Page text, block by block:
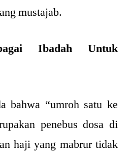
mustajab.
Ibadah Untuk
bahwa “umroh satu ke
penebus dosa di
haji yang mabrur tidak